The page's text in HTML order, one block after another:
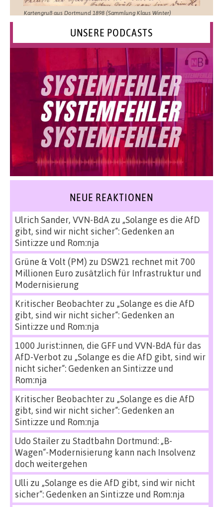
Kartengruß aus Dortmund 1898 (Sammlung Klaus Winter)
UNSERE PODCASTS
NEUE REAKTIONEN
Ulrich Sander, VVN-BdAzu „Solange es die AfD
gibt, sind wir nicht sicher“: Gedenken an
Sinti:zze und Rom:nja
Grüne & Volt (PM) zu DSW21 rechnet mit 700
Millionen Euro zusätzlich für Infrastruktur und
Modernisierung
Kritischer Beobachterzu „Solange es die AfD
gibt, sind wir nicht sicher“: Gedenken an
Sinti:zze und Rom:nja
1000 Jurist:innen, die GFF und VVN-BdA für das
AfD-Verbot zu „Solange es die AfD gibt, sind wir
nicht sicher“: Gedenken an Sinti:zze und
Rom:nja
Kritischer Beobachterzu „Solange es die AfD
gibt, sind wir nicht sicher“: Gedenken an
Sinti:zze und Rom:nja
Udo Stailerzu Stadtbahn Dortmund: „B-
Wagen“-Modernisierung kann nach Insolvenz
doch weitergehen
Ulli zu „Solange es die AfD gibt, sind wir nicht
sicher“: Gedenken an Sinti:zze und Rom:nja